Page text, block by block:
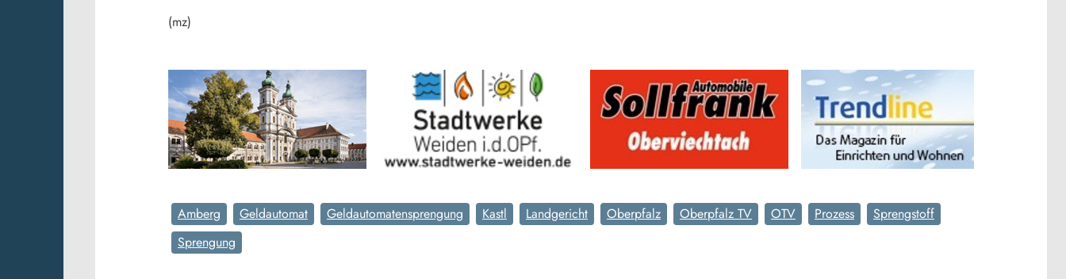
(mz)
Amberg Geldautomat Geldautomatensprengung Kastl Landgericht Oberpfalz Oberpfalz TV OTV Prozess
Sprengstoff
Sprengung